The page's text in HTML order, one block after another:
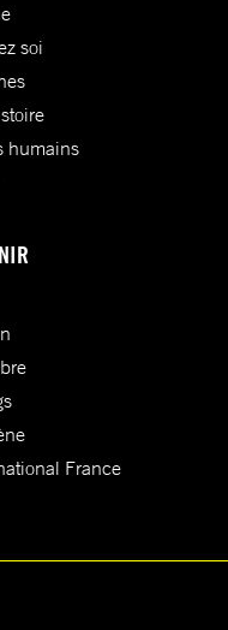
soi
humains
France